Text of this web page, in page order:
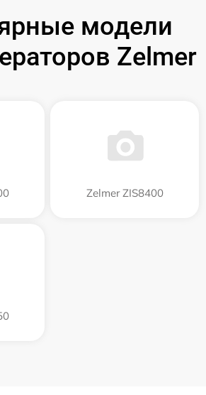
модели
Zelmer
Zelmer ZIS8400